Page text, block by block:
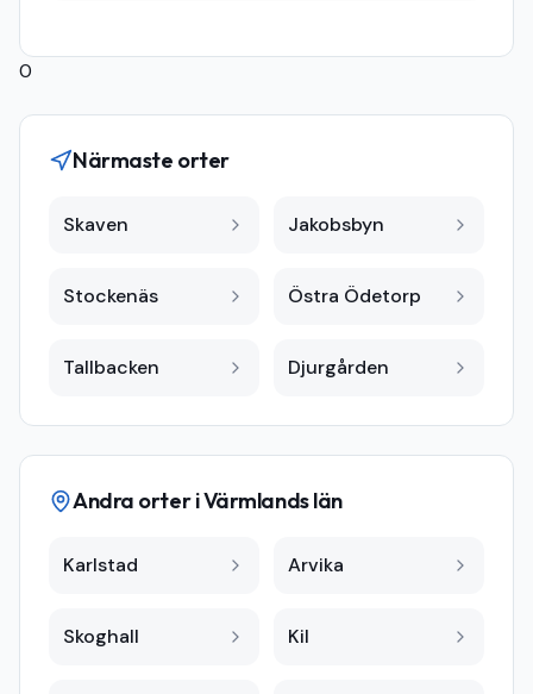
0
Närmaste orter
Skaven Jakobsbyn
Stockenäs Östra Ödetorp
Tallbacken Djurgården
Andra orter iVärmlands län
Karlstad Arvika
Skoghall Kil